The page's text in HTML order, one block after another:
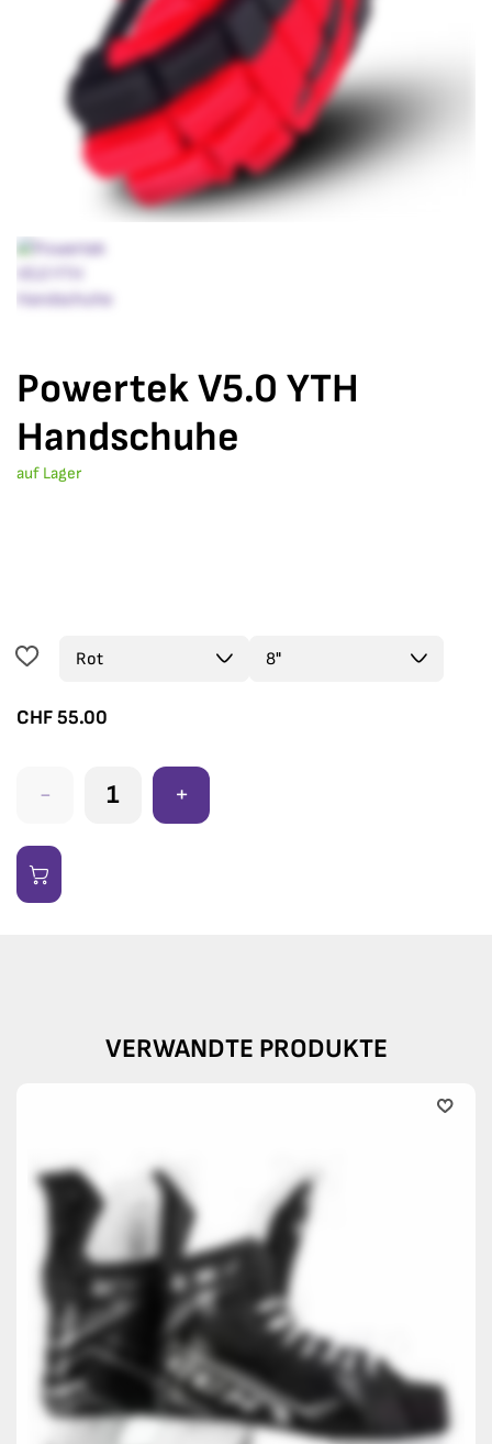
Powertek V5.0 YTH
Handschuhe
auf Lager
CHF55.00
- +
VERWANDTE PRODUKTE